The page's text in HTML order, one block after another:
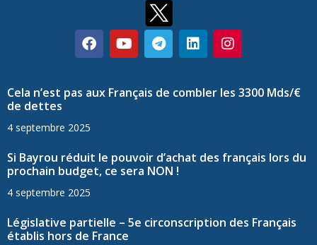
Cela n’est pas aux Français de combler les 3300 Mds/€
de dettes
4 septembre 2025
Si Bayrou réduit le pouvoir d’achat des français lors du
prochain budget, ce sera NON !
4 septembre 2025
Législative partielle – 5e circonscription des Français
établis hors de France